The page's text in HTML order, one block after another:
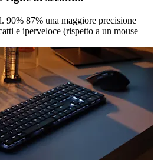
90% 87% una maggiore precisione
e iperveloce (rispetto a un mouse